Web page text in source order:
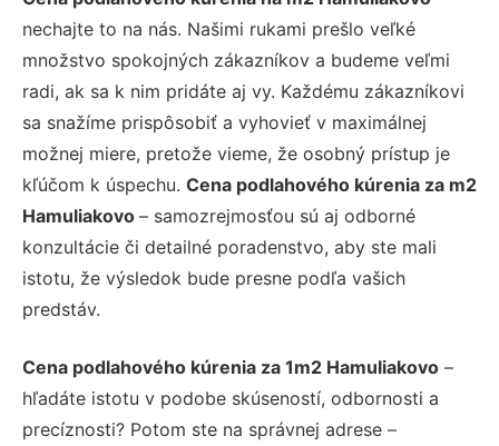
nechajte to na nás. Našimi rukami prešlo veľké
množstvo spokojných zákazníkov a budeme veľmi
radi, ak sa k nim pridáte aj vy. Každému zákazníkovi
sa snažíme prispôsobiť a vyhovieť v maximálnej
možnej miere, pretože vieme, že osobný prístup je
kľúčom k úspechu. Cena podlahového kúrenia za m2
Hamuliakovo – samozrejmosťou sú aj odborné
konzultácie či detailné poradenstvo, aby ste mali
istotu, že výsledok bude presne podľa vašich
predstáv.
Cena podlahového kúrenia za 1m2 Hamuliakovo –
hľadáte istotu v podobe skúseností, odbornosti a
precíznosti? Potom ste na správnej adrese –